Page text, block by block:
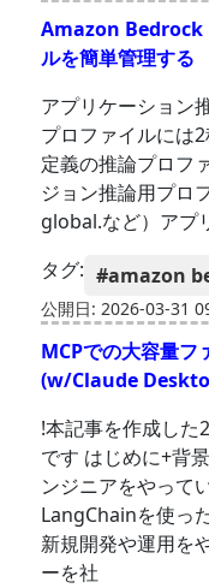
Amazon Bedrock
ルを簡単管理する
アプリケーション
プロファイルには
定義の推論プロフ
ジョン推論用プロ
global.など）アプ
タグ: #amazon
公開日: 2026-03-31
MCPでの大容量フ
(w/Claude
!本記事を作成した
です はじめに+背
ンジニアをやって
LangChainを使っ
新規開発や運用を
ーを社